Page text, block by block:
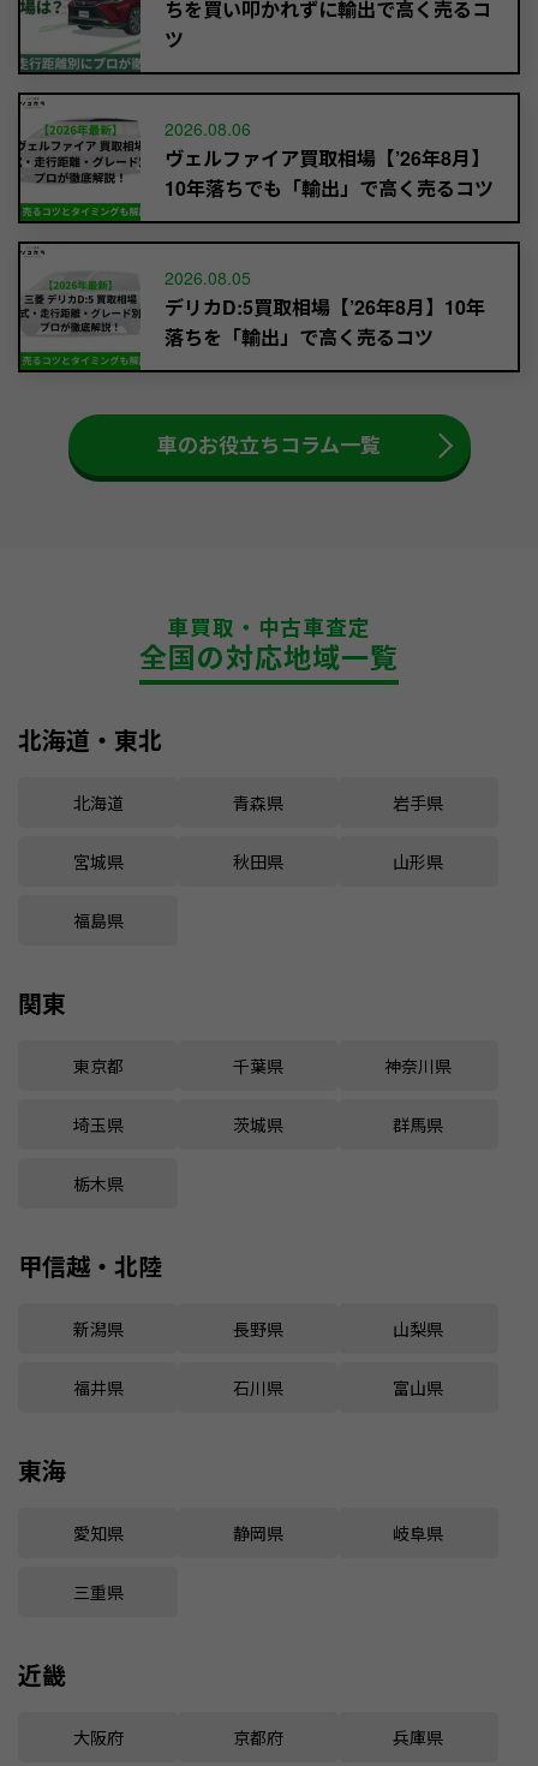
ちを買い叩かれずに輸出で高く売るコ
ツ
2026.08.06
ヴェルファイア買取相場【’26年8月】
10年落ちでも「輸出」で高く売るコツ
2026.08.05
デリカD:5買取相場【’26年8月】10年
落ちを「輸出」で高く売るコツ
車のお役立ちコラム一覧
車買取・中古車査定
全国の対応地域一覧
北海道・東北
北海道 青森県 岩手県
宮城県 秋田県 山形県
福島県
関東
東京都 千葉県 神奈川県
埼玉県 茨城県 群馬県
栃木県
甲信越・北陸
新潟県 長野県 山梨県
福井県 石川県 富山県
東海
愛知県 静岡県 岐阜県
三重県
近畿
大阪府 京都府 兵庫県